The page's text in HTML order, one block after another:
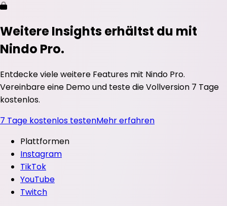
Weitere Insights erhältst du mit
Nindo Pro.
Entdecke viele weitere Features mit Nindo Pro.
Vereinbare eine Demo und teste die Vollversion 7 Tage
kostenlos.
7 Tage kostenlos testenMehr erfahren
Plattformen
Instagram
TikTok
YouTube
Twitch